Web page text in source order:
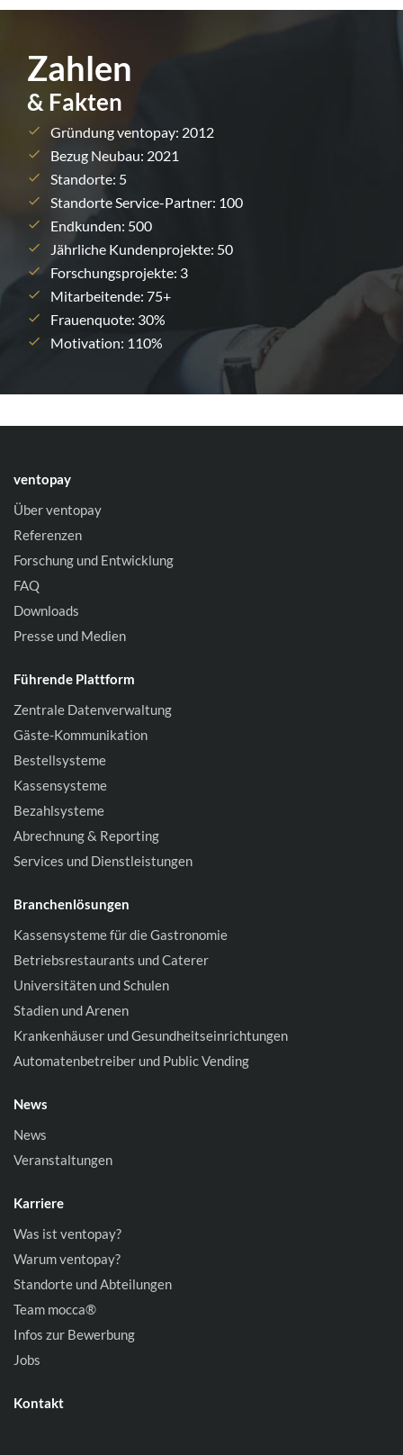
Zahlen
& Fakten
Gründung ventopay: 2012
Bezug Neubau: 2021
Standorte: 5
Standorte Service-Partner: 100
Endkunden: 500
Jährliche Kundenprojekte: 50
Forschungsprojekte: 3
Mitarbeitende: 75+
Frauenquote: 30%
Motivation: 110%
ventopay
Über ventopay
Referenzen
Forschung und Entwicklung
FAQ
Downloads
Presse und Medien
Führende Plattform
Zentrale Datenverwaltung
Gäste-Kommunikation
Bestellsysteme
Kassensysteme
Bezahlsysteme
Abrechnung & Reporting
Services und Dienstleistungen
Branchenlösungen
Kassensysteme für die Gastronomie
Betriebsrestaurants und Caterer
Universitäten und Schulen
Stadien und Arenen
Krankenhäuser und Gesundheitseinrichtungen
Automatenbetreiber und Public Vending
News
News
Veranstaltungen
Karriere
Was ist ventopay?
Warum ventopay?
Standorte und Abteilungen
Team mocca®
Infos zur Bewerbung
Jobs
Kontakt